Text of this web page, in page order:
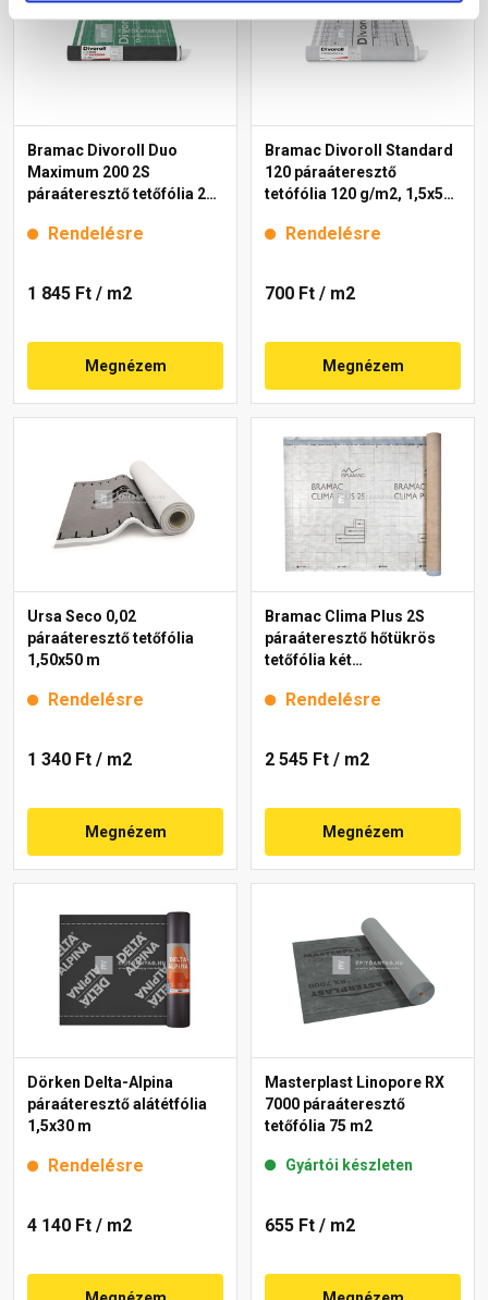
Bramac Divoroll Duo
Maximum 200 2S
páraáteresztő tetőfólia 200
Rendelésre
1 845 Ft / m2
Megnézem
Bramac Divoroll Standard
120 páraáteresztő
tetófólia 120 g/m2, 1,5x50
Rendelésre
700 Ft / m2
Megnézem
Ursa Seco 0,02
páraáteresztő tetőfólia
1,50x50 m
Rendelésre
1 340 Ft / m2
Megnézem
Bramac Clima Plus 2S
páraáteresztő hőtükrös
tetőfólia két
m2Rendelésre
2 545 Ft / m2
Megnézem
Dörken Delta-Alpina
páraáteresztő alátétfólia
1,5x30 m
Rendelésre
4 140 Ft / m2
Masterplast Linopore RX
7000 páraáteresztő
tetőfólia 75 m2
Gyártói készleten
655 Ft / m2